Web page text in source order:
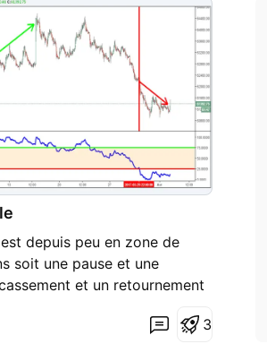
depuis peu en zone de
soit une pause et une
et un retournement
et 5 autres que nous 3